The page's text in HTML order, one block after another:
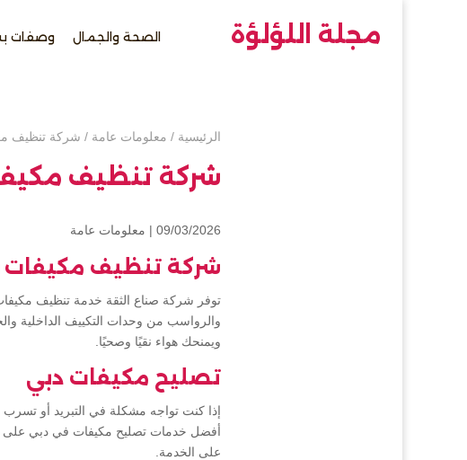
مجلة اللؤلؤة الصحة والجمال وصفات
الرئيسية / معلومات عامة / شركة تنظيف
شركة تنظيف
09/03/2026 | معلومات عامة
شركة تنظيف
توفر شركة صناع الثقة خدمة تنظيف مكيفات
والرواسب من وحدات التكييف الداخلية
ويمنحك هواء نقيًا وصحيًا.
تصليح مكيفات دبي
إذا كنت تواجه مشكلة في التبريد أو
أفضل خدمات تصليح مكيفات في دبي على
على الخدمة.